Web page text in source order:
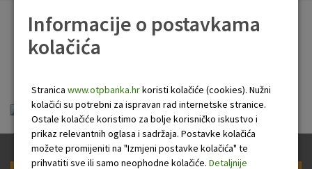
Globalna tržišta
O nama
Dnevno financijsko
Dnevno financijsko izvješće.pdf
Informacije o postavkama
kolačića
Stranica www.otpbanka.hrkoristi kolačiće (cookies). Nužni
kolačići su potrebni za ispravan rad internetske stranice.
Ostale kolačiće koristimo za bolje korisničko iskustvo i
prikaz relevantnih oglasa i sadržaja. Postavke kolačića
možete promijeniti na "Izmjeni postavke kolačića" te
prihvatiti sve ili samo neophodne kolačiće. Detaljnije